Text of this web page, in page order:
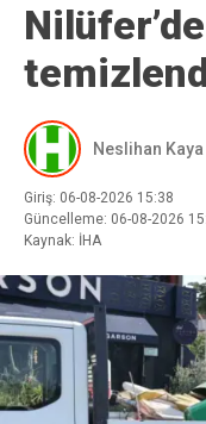
Neslihan Kaya
Giriş: 06-08-2026 15:38
Güncelleme: 06-08-2026
Kaynak: İHA